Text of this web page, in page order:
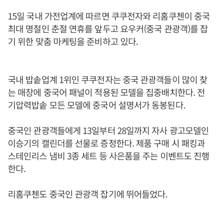
15일 국내 가전업계에 따르면 쿠쿠전자와 리홈쿠첸이 중국
최대 명절인 춘절 연휴를 앞두고 요우커(중국 관광객)를 잡
기 위한 맞춤 마케팅을 준비하고 있다.
국내 밥솥업계 1위인 쿠쿠전자는 중국 관광객들이 많이 찾
는 매장에 중국어 패널이 적용된 모델을 집중배치한다. 전
기압력밥솥 모든 모델에 중국어 설명서가 동봉된다.
중국인 관광객들에게 13일부터 28일까지 자사 광고모델인
이승기의 캘린더를 선물로 증정한다. 제품 구매 시 패킹과
스테인리스 냄비 3종 세트 등 사은품을 주는 이벤트도 진행
한다.
리홈쿠첸도 중국인 관광객 잡기에 뛰어들었다.